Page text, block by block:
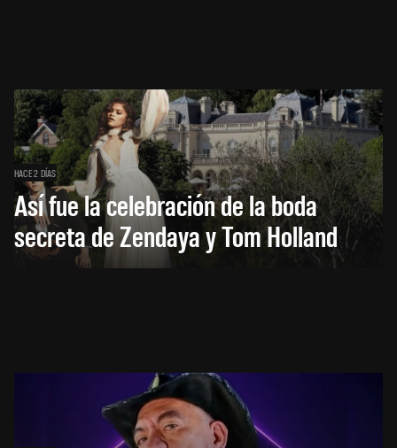
HACE 2 DÍAS
Así fue la celebración de la boda
secreta de Zendaya y Tom Holland